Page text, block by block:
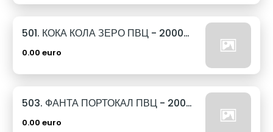
501. КОКА КОЛА ЗЕРО ПВЦ - 2000МЛ.
0.00 euro
503. ФАНТА ПОРТОКАЛ ПВЦ - 2000МЛ.
0.00 euro